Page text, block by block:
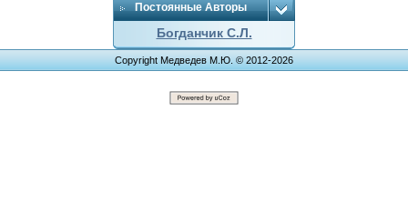
Постоянные Авторы
Богданчик С.Л.
Copyright Медведев М.Ю. © 2012-2026